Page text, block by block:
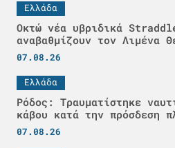
Ελλάδα
Οκτώ νέα υβριδικά
αναβαθμίζουν τον Λιμένα
07.08.26
Ελλάδα
Ρόδος: Τραυματίστηκε
κάβου κατά την πρόσδεση
07.08.26